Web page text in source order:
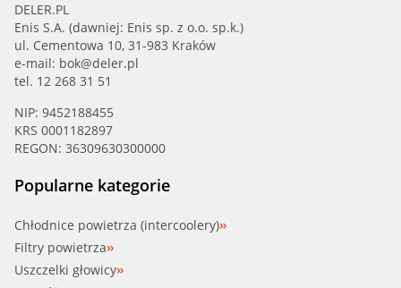
DELER.PL
Enis S.A. (dawniej: Enis sp. z o.o. sp.k.)
ul. Cementowa 10, 31-983 Kraków
e-mail: bok@deler.pl
tel. 12 268 31 51
NIP: 9452188455
KRS 0001182897
REGON: 36309630300000
Popularne kategorie
Chłodnice powietrza (intercoolery)
Filtry powietrza
Uszczelki głowicy